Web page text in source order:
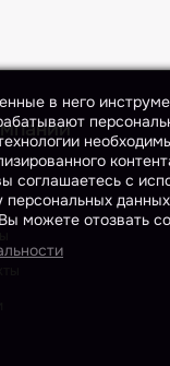
в него
соглашаетесь с
персональных
можете отозвать